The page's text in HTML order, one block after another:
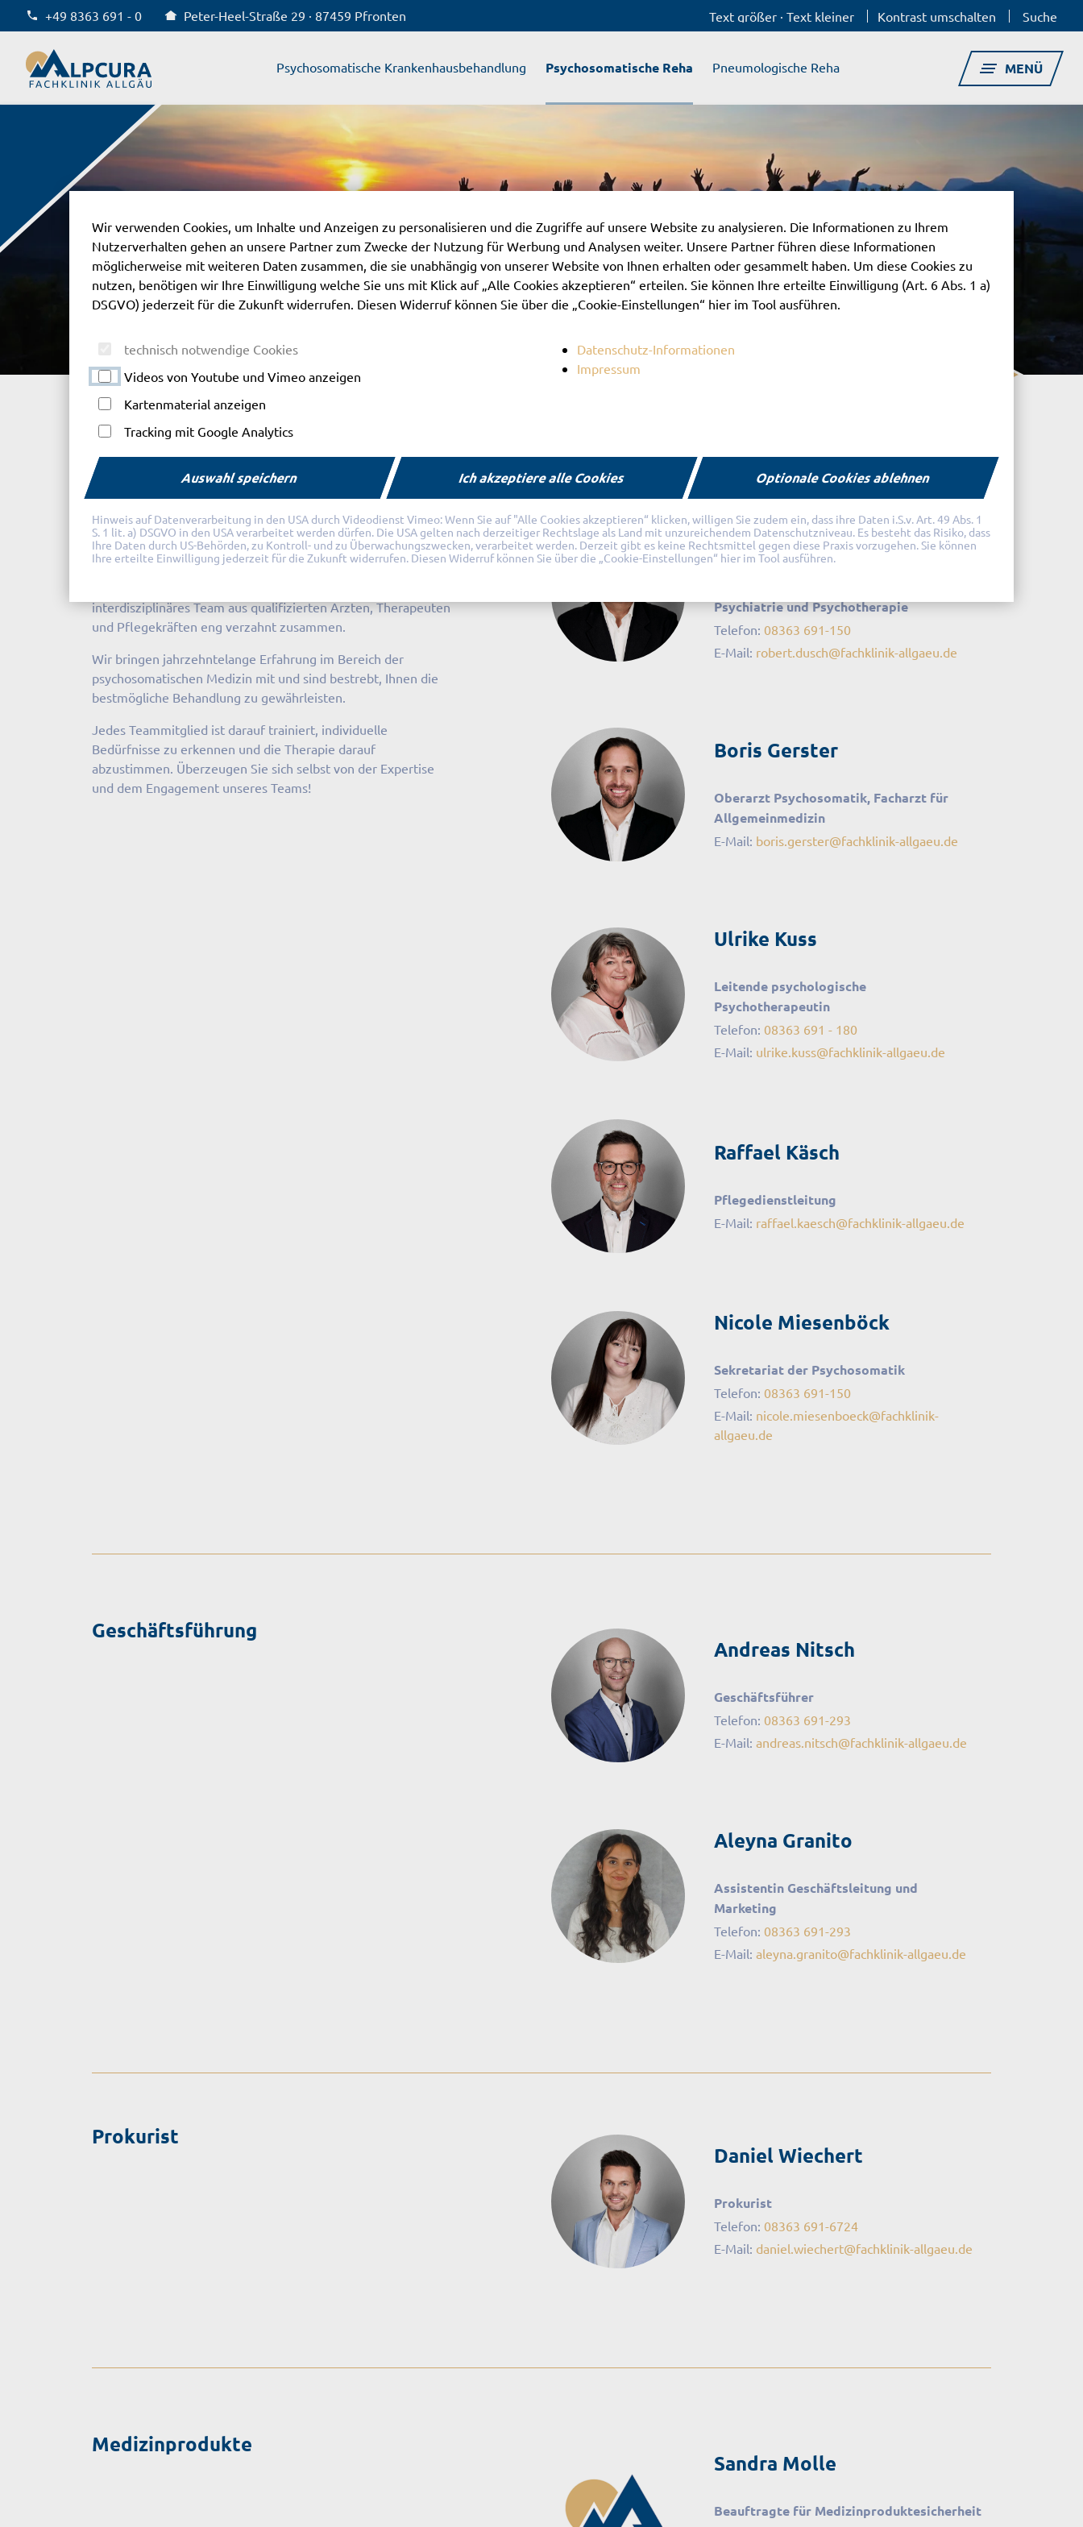
+49 8363 691 - 0 Peter-Heel-Straße 29 · 87459 Pfronten Text größer · Text kleiner Kontrast umschalten Suche
Psychosomatische Krankenhausbehandlung Psychosomatische Reha Pneumologische Reha MENÜ
Alpcura Fachklinik Allgäu
Unser Team
interdisziplinäres Team aus qualifizierten Ärzten, Therapeuten
und Pflegekräften eng verzahnt zusammen.
Wir bringen jahrzehntelange Erfahrung im Bereich der
psychosomatischen Medizin mit und sind bestrebt, Ihnen die
bestmögliche Behandlung zu gewährleisten.
Jedes Teammitglied ist darauf trainiert, individuelle
Bedürfnisse zu erkennen und die Therapie darauf
abzustimmen. Überzeugen Sie sich selbst von der Expertise
und dem Engagement unseres Teams!
Dr. med. Robert Dusch
Psychiatrie und Psychotherapie
Telefon: 08363 691-150
E-Mail: robert.dusch@fachklinik-allgaeu.de
Boris Gerster
Oberarzt Psychosomatik, Facharzt für
Allgemeinmedizin
E-Mail: boris.gerster@fachklinik-allgaeu.de
Ulrike Kuss
Leitende psychologische
Psychotherapeutin
Telefon: 08363 691 - 180
E-Mail: ulrike.kuss@fachklinik-allgaeu.de
Raffael Käsch
Pflegedienstleitung
E-Mail: raffael.kaesch@fachklinik-allgaeu de
Nicole Miesenböck
Sekretariat der Psychosomatik
Telefon: 08363 691-150
E-Mail: nicole.miesenboeck@fachklinik-
allgaeu.de
Geschäftsführung
Andreas Nitsch
Geschäftsführer
Telefon: 08363 691-293
E-Mail: andreas.nitsch@fachklinik-allgaeu.de
Aleyna Granito
Assistentin Geschäftsleitung und
Marketing
Telefon: 08363 691-293
E-Mail: aleyna.granito@fachklinik-allgaeu.de
Prokurist
Daniel Wiechert
Prokurist
Telefon: 08363 691-6724
E-Mail: daniel.wiechert@fachklinik-allgaeu.de
Medizinprodukte
Sandra Molle
Beauftragte für Medizinproduktesicherheit
Wir verwenden Cookies, um Inhalte und Anzeigen zu personalisieren und die Zugriffe auf unsere Website zu analysieren. Die Informationen zu Ihrem
Nutzerverhalten gehen an unsere Partner zum Zwecke der Nutzung für Werbung und Analysen weiter. Unsere Partner führen diese Informationen
möglicherweise mit weiteren Daten zusammen, die sie unabhängig von unserer Website von Ihnen erhalten oder gesammelt haben. Um diese Cookies zu
nutzen, benötigen wir Ihre Einwilligung welche Sie uns mit Klick auf „Alle Cookies akzeptieren“ erteilen. Sie können Ihre erteilte Einwilligung (Art. 6 Abs. 1 a)
DSGVO) jederzeit für die Zukunft widerrufen. Diesen Widerruf können Sie über die „Cookie-Einstellungen“ hier im Tool ausführen.
technisch notwendige Cookies
Videos von Youtube und Vimeo anzeigen
Kartenmaterial anzeigen
Tracking mit Google Analytics
Datenschutz-Informationen
Impressum
Auswahl speichern Ich akzeptiere alle Cookies Optionale Cookies ablehnen
Hinweis auf Datenverarbeitung in den USA durch Videodienst Vimeo: Wenn Sie auf "Alle Cookies akzeptieren“ klicken, willigen Sie zudem ein, dass ihre Daten i.S.v. Art. 49 Abs. 1
S. 1 lit. a) DSGVO in den USA verarbeitet werden dürfen. Die USA gelten nach derzeitiger Rechtslage als Land mit unzureichendem Datenschutzniveau. Es besteht das Risiko, dass
Ihre Daten durch US-Behörden, zu Kontroll- und zu Überwachungszwecken, verarbeitet werden. Derzeit gibt es keine Rechtsmittel gegen diese Praxis vorzugehen. Sie können
Ihre erteilte Einwilligung jederzeit für die Zukunft widerrufen. Diesen Widerruf können Sie über die „Cookie-Einstellungen“ hier im Tool ausführen.